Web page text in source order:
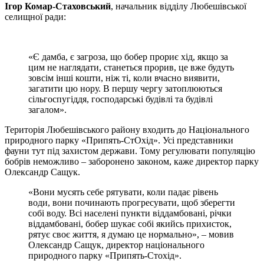
Ігор Комар-Стаховський, начальник відділу Любешівської
селищної ради:
«Є дамба, є загроза, що бобер прориє хід, якщо за
цим не наглядати, станеться прорив, це вже будуть
зовсім інші кошти, ніж ті, коли вчасно виявити,
загатити цю нору. В першу чергу затоплюються
сільгоспугіддя, господарські будівлі та будівлі
загалом».
Територія Любешівського району входить до Національного
природного парку «Припять-СтОхід». Усі представники
фауни тут під захистом держави. Тому регулювати популяцію
бобрів неможливо – заборонено законом, каже директор парку
Олександр Сащук.
«Вони мусять себе рятувати, коли падає рівень
води, вони починають прогресувати, щоб зберегти
собі воду. Всі населені пункти віддамбовані, річки
віддамбовані, бобер шукає собі якийсь прихисток,
рятує своє життя, я думаю це нормально», – мовив
Олександр Сащук, директор національного
природного парку «Припять-Стохід».